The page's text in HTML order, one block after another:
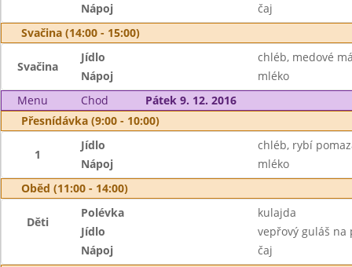
Nápoj
čaj
Svačina (14:00 - 15:00)
Svačina
Jídlo
chléb, medové
Nápoj
mléko
Menu
Chod
Pátek 9. 12. 2016
Přesnídávka (9:00 - 10:00)
1
Jídlo
chléb, rybí
Nápoj
mléko
Oběd (11:00 - 14:00)
Děti
Polévka
kulajda
Jídlo
vepřový guláš na
Nápoj
čaj